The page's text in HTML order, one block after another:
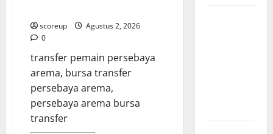
scoreup
Agustus 2, 2026
0
transfer pemain persebaya
arema, bursa transfer
persebaya arema,
persebaya arema bursa
transfer